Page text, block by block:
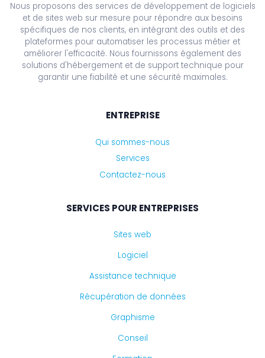
Nous proposons des services de développement de logiciels
et de sites web sur mesure pour répondre aux besoins
spécifiques de nos clients, en intégrant des outils et des
plateformes pour automatiser les processus métier et
améliorer l'efficacité. Nous fournissons également des
solutions d'hébergement et de support technique pour
garantir une fiabilité et une sécurité maximales.
ENTREPRISE
Qui sommes-nous
Services
Contactez-nous
SERVICES POUR ENTREPRISES
Sites web
Logiciel
Assistance technique
Récupération de données
Graphisme
Conseil